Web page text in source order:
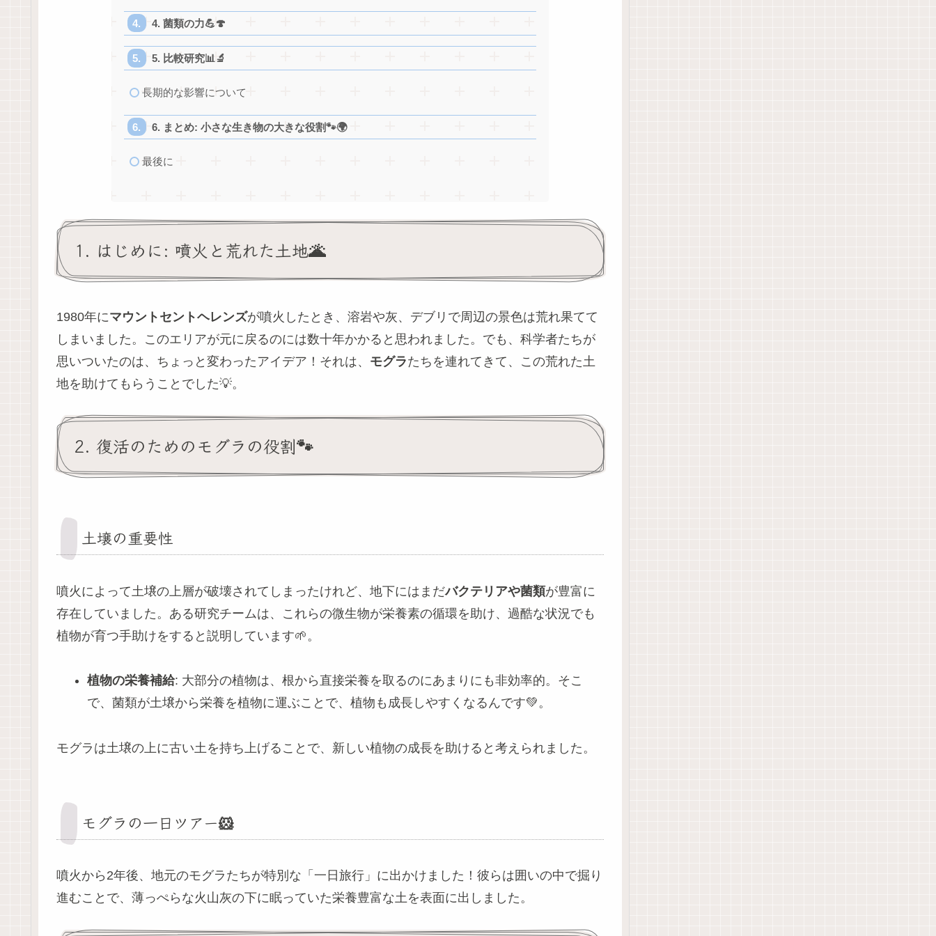
4. 菌類の力💪🍄
5. 比較研究📊🔬
長期的な影響について
6. まとめ: 小さな生き物の大きな役割🐾🌍
最後に
1. はじめに: 噴火と荒れた土地🌋
1980年にマウントセントヘレンズが噴火したとき、溶岩や灰、デブリで周辺の景色は荒れ果てて
しまいました。このエリアが元に戻るのには数十年かかると思われました。でも、科学者たちが
思いついたのは、ちょっと変わったアイデア！それは、 モグラたちを連れてきて、この荒れた土
地を助けてもらうことでした💡。
2. 復活のためのモグラの役割🐾
土壌の重要性
噴火によって土壌の上層が破壊されてしまったけれど、地下にはまだバクテリアや菌類が豊富に
存在していました。ある研究チームは、これらの微生物が栄養素の循環を助け、過酷な状況でも
植物が育つ手助けをすると説明しています🌱。
植物の栄養補給: 大部分の植物は、根から直接栄養を取るのにあまりにも非効率的。そこ
で、菌類が土壌から栄養を植物に運ぶことで、植物も成長しやすくなるんです💚。
モグラは土壌の上に古い土を持ち上げることで、新しい植物の成長を助けると考えられました。
モグラの一日ツアー🐹
噴火から2年後、地元のモグラたちが特別な「一日旅行」に出かけました！彼らは囲いの中で掘り
進むことで、薄っぺらな火山灰の下に眠っていた栄養豊富な土を表面に出しました。